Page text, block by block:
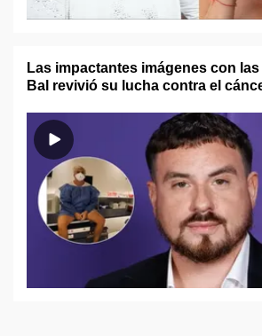
Las impactantes imágenes con
Bal revivió su lucha contra el